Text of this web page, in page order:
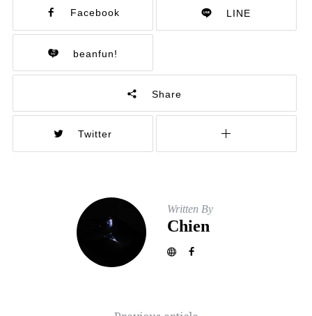
Facebook LINE
beanfun!
Share
Twitter
Written By
Chien